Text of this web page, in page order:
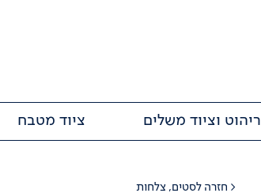
ריהוט וציוד משלים ציוד מטבח
< חזרה לסטים, צלחות